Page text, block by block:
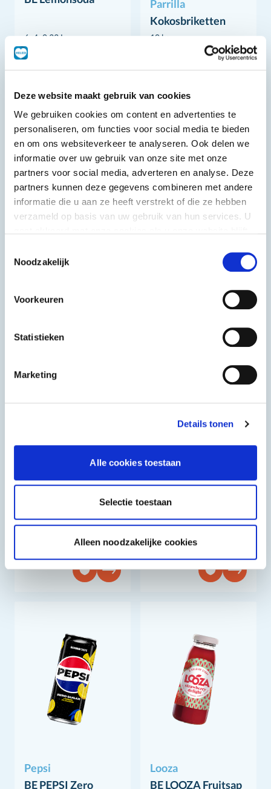
Deze website maakt gebruik van cookies
We gebruiken cookies om content en advertenties te
personaliseren, om functies voor social media te bieden
en om ons websiteverkeer te analyseren. Ook delen we
informatie over uw gebruik van onze site met onze
partners voor social media, adverteren en analyse. Deze
partners kunnen deze gegevens combineren met andere
informatie die u aan ze heeft verstrekt of die ze hebben
verzameld op basis van uw gebruik van hun services. U
Noodzakelijk
Voorkeuren
Statistieken
Marketing
Details tonen
Alle cookies toestaan
Selectie toestaan
Alleen noodzakelijke cookies
6x4x0,33 L
Parrilla
Kokosbriketten
10 kg
BE LOOZA Fruitsap
BE PEPSI Zero
BE Lemonsoda
6x4x0,33 L
Pepsi
BE PEPSI Zero
Looza
BE LOOZA Fruitsap